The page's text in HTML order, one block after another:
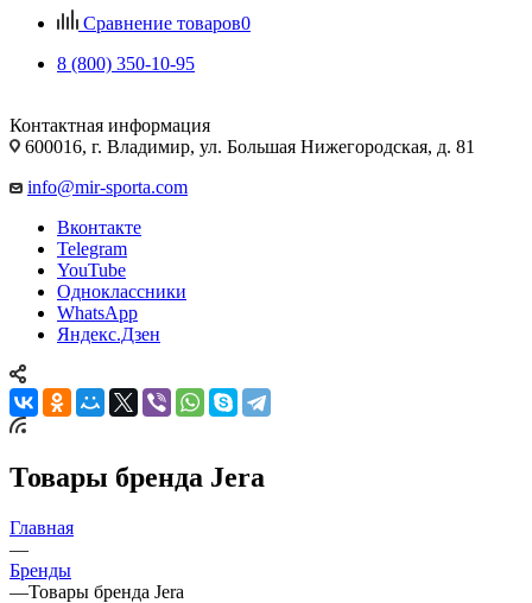
Сравнение товаров0
8 (800) 350-10-95
Контактная информация
600016, г. Владимир, ул. Большая Нижегородская, д. 81
info@mir-sporta.com
Вконтакте
Telegram
YouTube
Одноклассники
WhatsApp
Яндекс.Дзен
Товары бренда Jera
Главная
—
Бренды
—Товары бренда Jera